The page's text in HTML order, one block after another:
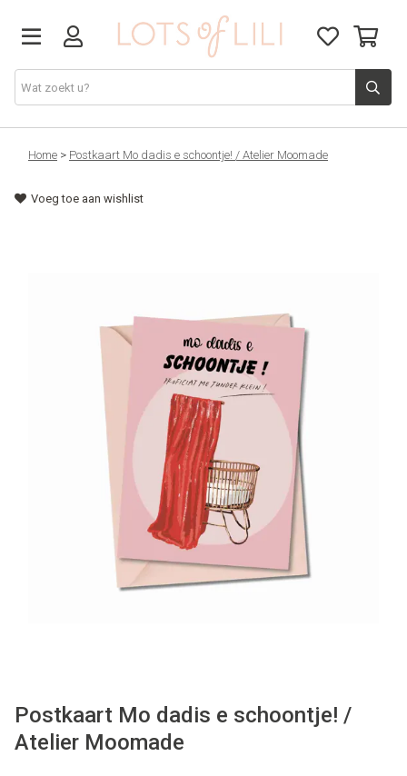
VADERDAG
SOLDEN
ACCESSOIRES
STATIONERY
GREEN LIVING
KIDS
Home > Postkaart Mo dadis e schoontje! / Atelier Moomade
Voeg toe aan wishlist
Postkaart Mo dadis e schoontje! /
Atelier Moomade